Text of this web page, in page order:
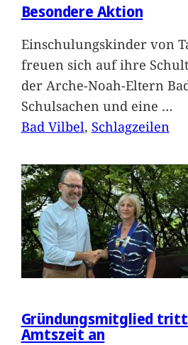
Besondere Aktion
Einschulungskinder von
freuen sich auf ihre
der Arche-Noah-Eltern
Schulsachen und eine …
Bad Vilbel, Schlagzeilen
Gründungsmitglied
Amtszeit an